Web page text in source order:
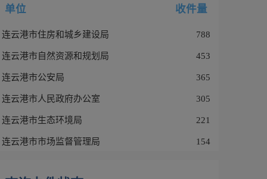
单位 收件量
连云港市住房和城乡建设局 788
连云港市自然资源和规划局 453
连云港市公安局 365
连云港市人民政府办公室 305
连云港市生态环境局 221
连云港市市场监督管理局 154